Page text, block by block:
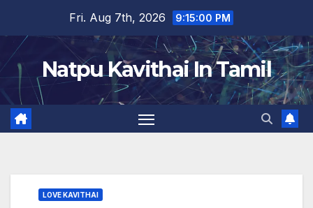
content
Fri. Aug 7th, 2026 9:15:01 PM
Natpu Kavithai In Tamil
LOVE KAVITHAI